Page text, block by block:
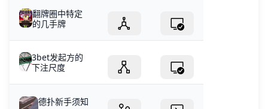
翻牌圈中特定
的几手牌
3bet发起方的
下注尺度
德扑新手须知